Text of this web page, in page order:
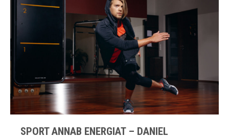
SPORT ANNAB ENERGIAT – DANIEL